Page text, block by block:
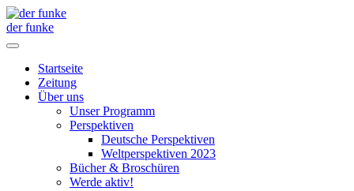
der funke
Startseite
Zeitung
Über uns
Unser Programm
Perspektiven
Deutsche Perspektiven
Weltperspektiven 2023
Bücher & Broschüren
Werde aktiv!